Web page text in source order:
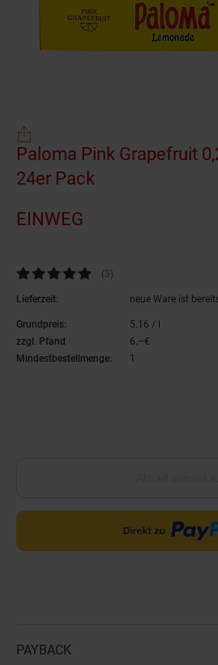
Einwegartikel
Paloma Pink Grapefruit
24er Pack
EINWEG
Kundenbewertung: 5 von 5 Sternen
(3Kundenbewertungen
)
Lieferzeit: neue Ware ist
Grundpreis: 5.16 / l
zzgl. Pfand
6.–€
Mindestbestellmenge:
1
PAYBACK